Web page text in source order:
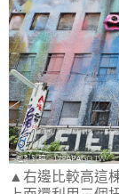
▲右邊比較高這